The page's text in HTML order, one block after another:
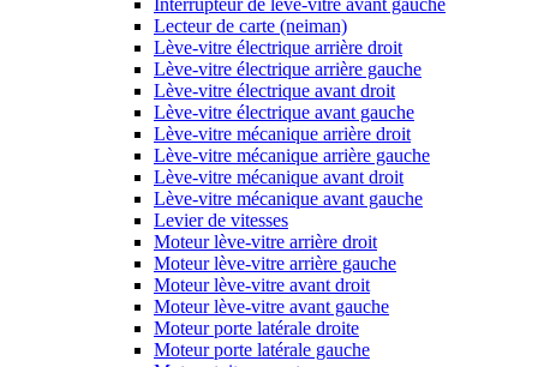
Interrupteur de lève-vitre avant gauche
Lecteur de carte (neiman)
Lève-vitre électrique arrière droit
Lève-vitre électrique arrière gauche
Lève-vitre électrique avant droit
Lève-vitre électrique avant gauche
Lève-vitre mécanique arrière droit
Lève-vitre mécanique arrière gauche
Lève-vitre mécanique avant droit
Lève-vitre mécanique avant gauche
Levier de vitesses
Moteur lève-vitre arrière droit
Moteur lève-vitre arrière gauche
Moteur lève-vitre avant droit
Moteur lève-vitre avant gauche
Moteur porte latérale droite
Moteur porte latérale gauche